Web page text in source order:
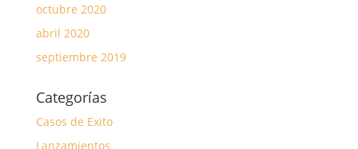
octubre 2020
abril 2020
septiembre 2019
Categorías
Casos de Exito
Lanzamientos